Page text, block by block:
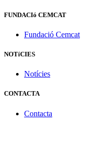
FUNDACIó CEMCAT
Fundació Cemcat
NOTíCIES
Notícies
CONTACTA
Contacta